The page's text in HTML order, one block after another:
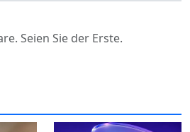
Seien Sie der Erste.